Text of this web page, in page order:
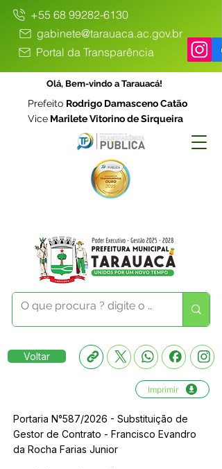
+55 68 99282-6130
gabinete@tarauaca.ac.gov.br
Portal da Transparência
Olá, Bem-vindo a Tarauacá!
Prefeito Rodrigo Damasceno Catão
Vice Marilete Vitorino de Sirqueira
Voltar
Imprimir
Portaria N°587/2026 - Substituição de
Gestor de Contrato - Francisco Evandro
da Rocha Farias Junior